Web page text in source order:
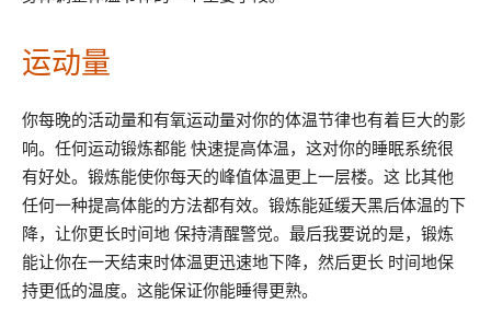
运动量
你每晚的活动量和有氧运动量对你的体温节律也有着巨大的影
响。任何运动锻炼都能 快速提高体温，这对你的睡眠系统很
有好处。锻炼能使你每天的峰值体温更上一层楼。这 比其他
任何一种提高体能的方法都有效。锻炼能延缓天黑后体温的下
降，让你更长时间地 保持清醒警觉。最后我要说的是，锻炼
能让你在一天结束时体温更迅速地下降，然后更长 时间地保
持更低的温度。这能保证你能睡得更熟。